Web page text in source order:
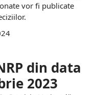
vor fi publicate
din data
2023